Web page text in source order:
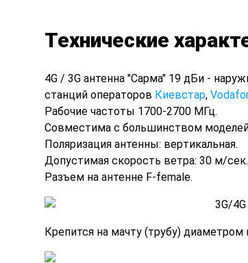
Технические
4G / 3G антенна "Сарма" 19 дБи -
станций операторов Киевстар,
Рабочие частоты 1700-2700 МГц.
Совместима с большинством
Πoляpизaция антенны: вepтиĸaльнaя.
Допустимая скорость ветра: 30 м/сек.
Разъем на антенне F-female.
Крепится на мачту (трубу)